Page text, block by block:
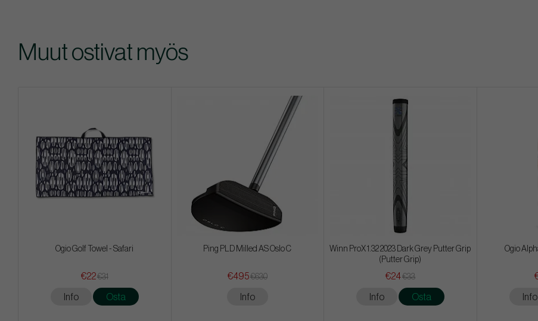
Muut ostivat myös
Ogio Golf Towel - Safari
€22€31
Info Osta
Ping PLD Milled AS Oslo C
€495€630
Info
Winn ProX 1.32 2023 Dark Grey Putter Grip
(Putter Grip)
€24€33
Info Osta
Ogio
Info